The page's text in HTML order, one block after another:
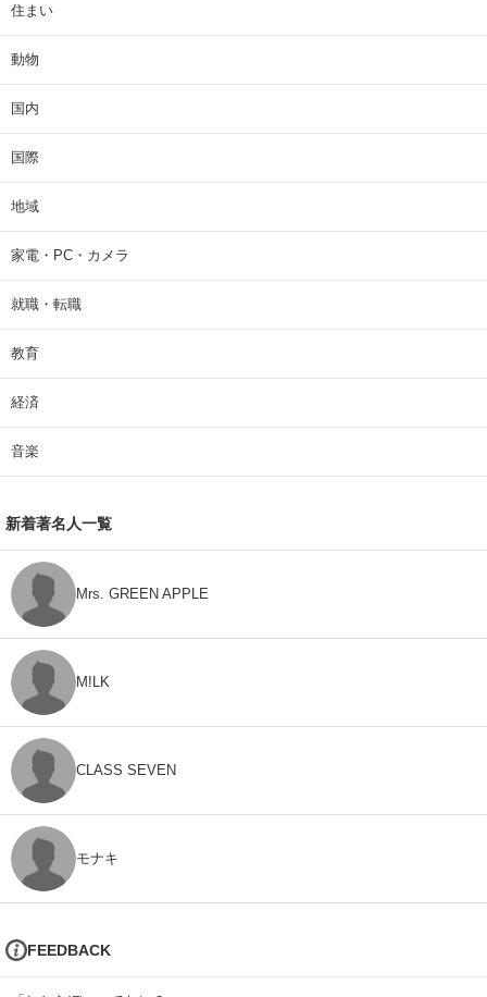
住まい
動物
国内
国際
地域
家電・PC・カメラ
就職・転職
教育
経済
音楽
新着著名人一覧
Mrs. GREEN APPLE
M!LK
CLASS SEVEN
モナキ
FEEDBACK